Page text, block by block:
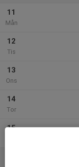
11
Mån
12
Tis
13
Ons
14
Tor
15